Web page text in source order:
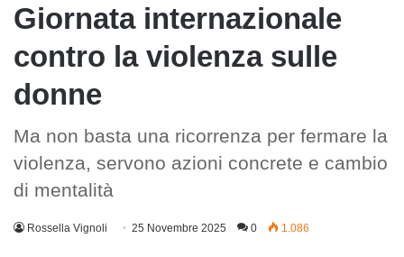
Giornata internazionale
contro la violenza sulle
donne
Ma non basta una ricorrenza per fermare la
violenza, servono azioni concrete e cambio
di mentalità
Rossella Vignoli 25 Novembre 2025 0 1.086